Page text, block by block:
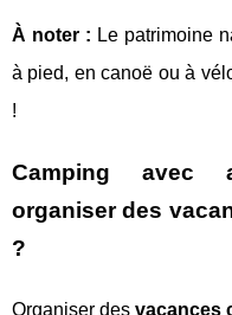
À noter : Le patrimoine
à pied, en canoë ou à
!
Camping avec
organiser des
?
Organiser desvacances